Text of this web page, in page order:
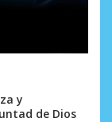
y
de Dios